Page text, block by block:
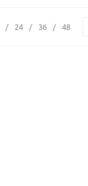
/ 24 / 36 / 48